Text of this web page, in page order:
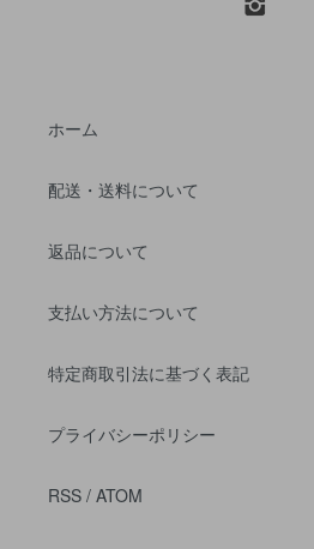
ホーム
配送・送料について
返品について
支払い方法について
特定商取引法に基づく表記
プライバシーポリシー
RSS / ATOM